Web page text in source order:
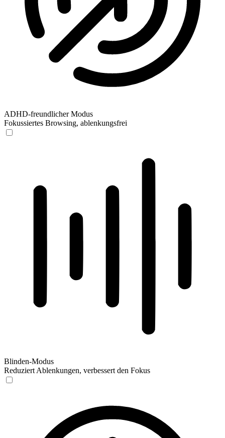
ADHD-freundlicher Modus
Fokussiertes Browsing, ablenkungsfrei
Blinden-Modus
Reduziert Ablenkungen, verbessert den Fokus